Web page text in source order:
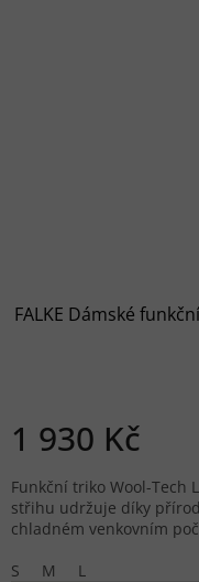
FALKE Dámské
1 930 Kč
Funkční triko Wool-Tech
střihu udržuje díky
chladném venkovním
S
M L